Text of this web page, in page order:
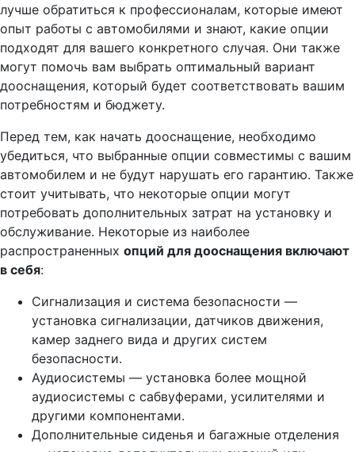
лучше обратиться к профессионалам, которые имеют
опыт работы с автомобилями и знают, какие опции
подходят для вашего конкретного случая. Они также
могут помочь вам выбрать оптимальный вариант
дооснащения, который будет соответствовать вашим
потребностям и бюджету.
Перед тем, как начать дооснащение, необходимо
убедиться, что выбранные опции совместимы с вашим
автомобилем и не будут нарушать его гарантию. Также
стоит учитывать, что некоторые опции могут
потребовать дополнительных затрат на установку и
обслуживание. Некоторые из наиболее
распространенных опций для дооснащения включают
в себя:
Сигнализация и система безопасности —
установка сигнализации, датчиков движения,
камер заднего вида и других систем
безопасности.
Аудиосистемы — установка более мощной
аудиосистемы с сабвуферами, усилителями и
другими компонентами.
Дополнительные сиденья и багажные отделения